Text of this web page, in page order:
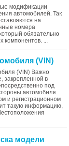
модификации
автомобилей. Так
на
номера
обязательно
компонентов. ...
(VIN)
(VIN) Важно
закрепленной в
под
автомобиля.
и регистрационном
такую информацию,
модели